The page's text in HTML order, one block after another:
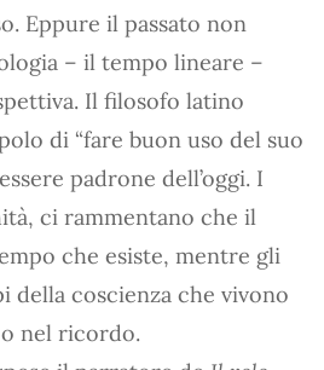
Eppure il passato non
– il tempo lineare –
Il filosofo latino
di “fare buon uso del suo
padrone dell’oggi. I
ci rammentano che il
che esiste, mentre gli
della coscienza che vivono
o nel ricordo.